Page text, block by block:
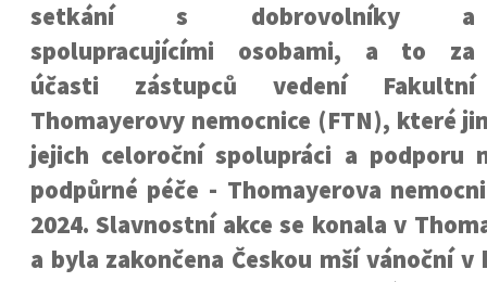
setkání s dobrovolníky a
spolupracujícími osobami, a to za
účasti zástupců vedení Fakultní
Thomayerovy nemocnice (FTN), které
jejich celoroční spolupráci a podporu
podpůrné péče - Thomayerova
2024. Slavnostní akce se konala v
a byla zakončena Českou mší vánoční v